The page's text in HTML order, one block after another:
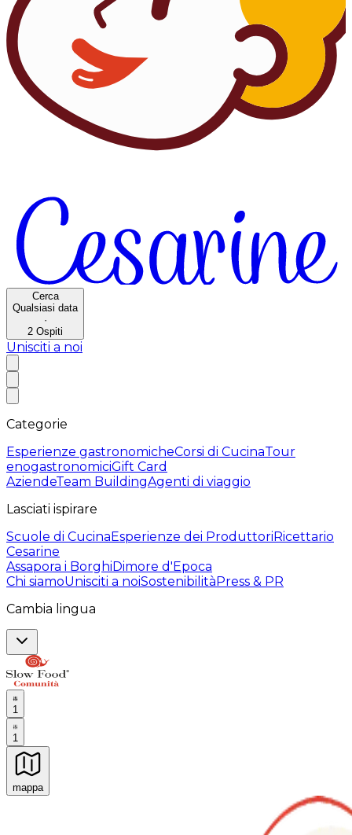
Cerca
Qualsiasi data
·
2 Ospiti
Unisciti a noi
Categorie
Esperienze gastronomicheCorsi di CucinaTour
enogastronomiciGift Card
AziendeTeam BuildingAgenti di viaggio
Lasciati ispirare
Scuole di CucinaEsperienze dei ProduttoriRicettario
Cesarine
Assapora i BorghiDimore d'Epoca
Chi siamoUnisciti a noiSostenibilitàPress & PR
Cambia lingua
1
1
mappa
Esperienze culinarie indimenticabili: Esperienze